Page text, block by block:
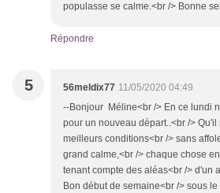
populasse se calme.<br /> Bonne
Répondre
5 56meldix77 11/05/2020 04:49
--Bonjour Méline<br /> En ce lundi
pour un nouveau départ..<br />
meilleurs conditions<br /> sans
grand calme,<br /> chaque chose
tenant compte des aléas<br /> d'un
Bon début de semaine<br /> sous